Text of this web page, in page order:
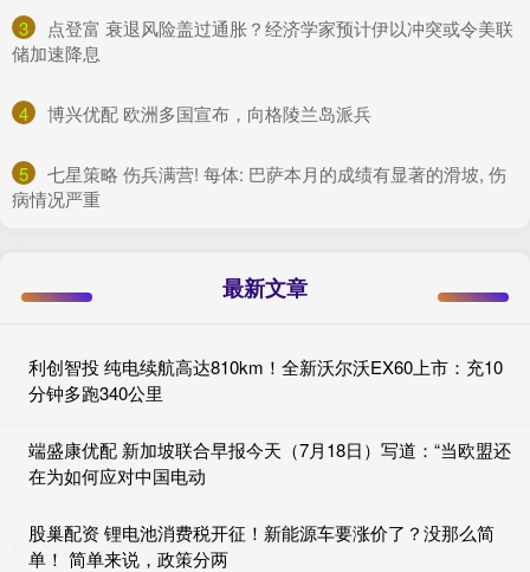
3
​点登富 衰退风险盖过通胀？经济学家预计伊以冲突或令美联
储加速降息
4 ​博兴优配 欧洲多国宣布，向格陵兰岛派兵
5
​七星策略 伤兵满营! 每体: 巴萨本月的成绩有显著的滑坡, 伤
病情况严重
最新文章
利创智投 纯电续航高达810km！全新沃尔沃EX60上市：充10
分钟多跑340公里
端盛康优配 新加坡联合早报今天（7月18日）写道：“当欧盟还
在为如何应对中国电动
股巢配资 锂电池消费税开征！新能源车要涨价了？没那么简
单！ 简单来说，政策分两